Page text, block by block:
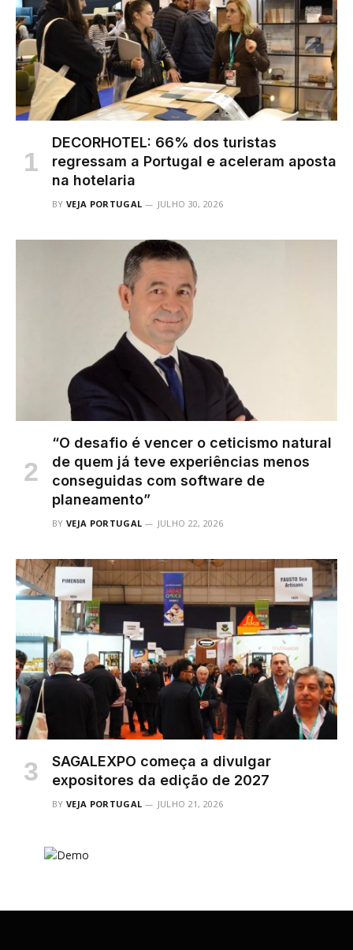
DECORHOTEL: 66% dos turistas
regressam a Portugal e aceleram aposta
na hotelaria
BY VEJA PORTUGAL JULHO 30, 2026
“O desafio é vencer o ceticismo natural
de quem já teve experiências menos
conseguidas com software de
planeamento”
BY VEJA PORTUGAL JULHO 22, 2026
SAGALEXPO começa a divulgar
expositores da edição de 2027
BY VEJA PORTUGAL JULHO 21, 2026